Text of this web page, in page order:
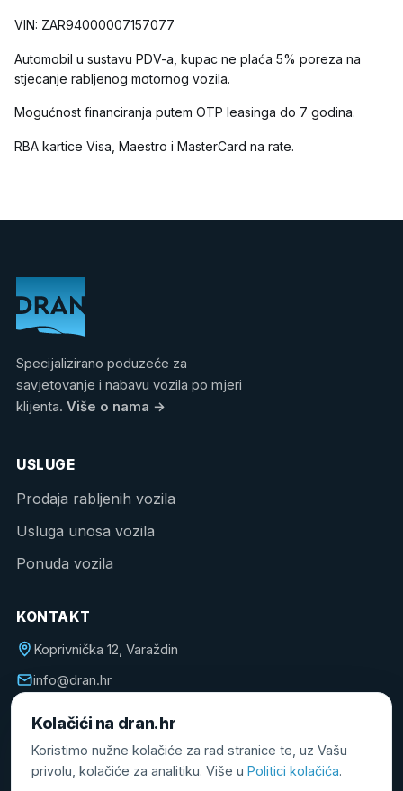
VIN: ZAR94000007157077
Automobil u sustavu PDV-a, kupac ne plaća 5% poreza na
stjecanje rabljenog motornog vozila.
Mogućnost financiranja putem OTP leasinga do 7 godina.
RBA kartice Visa, Maestro i MasterCard na rate.
Specijalizirano poduzeće za
savjetovanje i nabavu vozila po mjeri
klijenta. Više o nama →
USLUGE
Prodaja rabljenih vozila
Usluga unosa vozila
Ponuda vozila
KONTAKT
Koprivnička 12, Varaždin
info@dran.hr
Kolačići na dran.hr
Koristimo nužne kolačiće za rad stranice te, uz Vašu
privolu, kolačiće za analitiku. Više u Politici kolačića.